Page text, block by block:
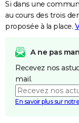
Si dans une
au cours des trois
proposée à la place.
A ne pas
Recevez nos
mail.
En savoir plus sur